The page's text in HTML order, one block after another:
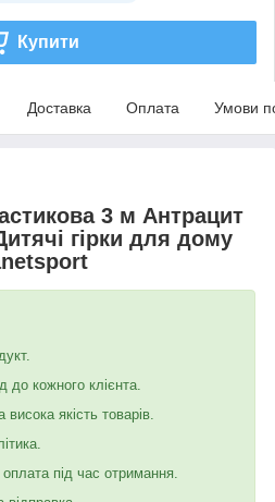
Купити
Доставка Оплата Умови
3 м Антрацит
гірки для дому
до кожного клієнта.
висока якість товарів.
під час отримання.